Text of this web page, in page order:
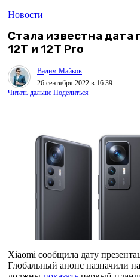
Новости
Стала известна дата
12T и 12T Pro
Вадим Майков
26 сентября 2022 в 16:39
Читать дальше Поделиться
Xiaomi сообщила дату
Глобальный анонс назначили